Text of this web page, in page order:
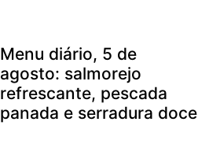
Menu diário, 5 de
agosto: salmorejo
refrescante, pescada
panada e serradura doce